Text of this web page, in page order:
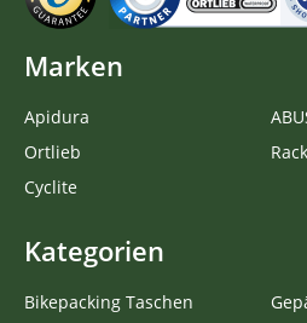
Marken
Apidura
Ortlieb
Cyclite
Kategorien
Bikepacking Taschen